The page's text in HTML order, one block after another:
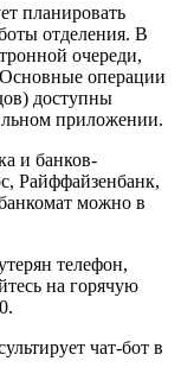
планировать
отделения. В
очереди,
Основные операции
доступны
приложении.
и банков-
Райффайзенбанк,
можно в
телефон,
на горячую
чат-бот в